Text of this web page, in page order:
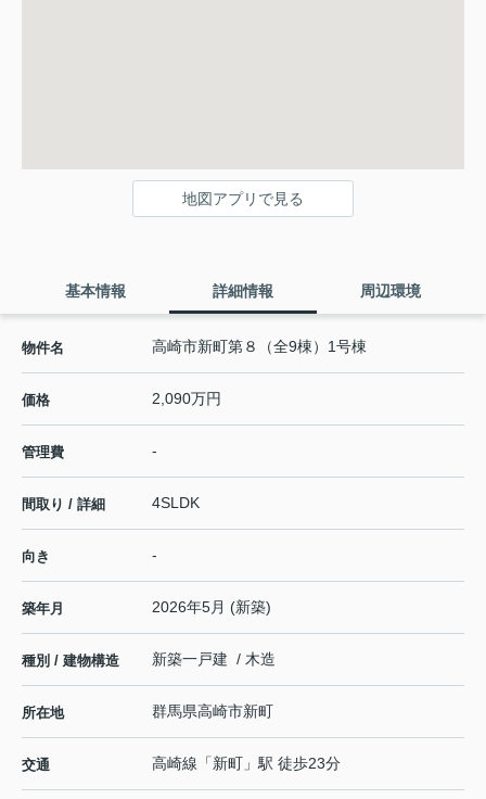
地図アプリで見る
基本情報 詳細情報 周辺環境
物件名 高崎市新町第８（全9棟）1号棟
価格 2,090万円
管理費 -
間取り / 詳細 4SLDK
向き -
築年月 2026年5月 (新築)
種別 / 建物構造 新築一戸建 / 木造
所在地 群馬県高崎市新町
交通 高崎線 「新町 」駅 徒歩23分